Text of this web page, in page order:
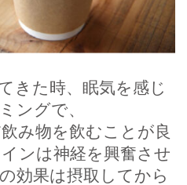
きた時、眠気を感じ
ングで、
み物を飲むことが良
ンは神経を興奮させ
効果は摂取してから